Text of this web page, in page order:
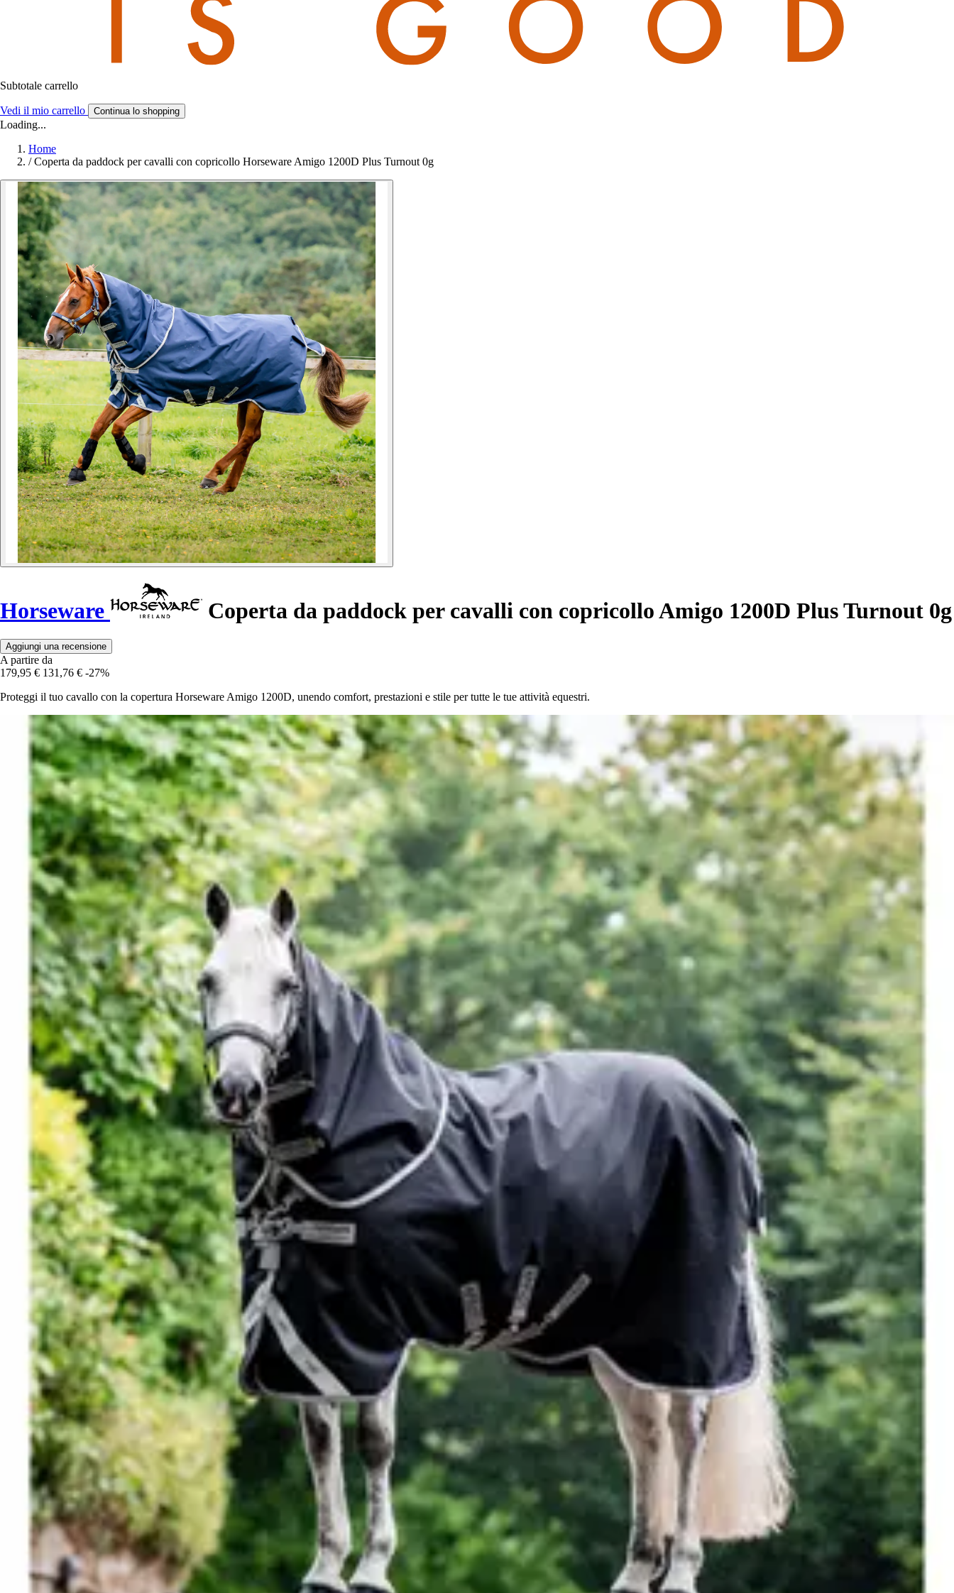
Subtotale carrello
Vedi il mio carrello Continua lo shopping
Loading...
Home
/ Coperta da paddock per cavalli con copricollo Horseware Amigo 1200D Plus Turnout 0g
Horseware Coperta da paddock per cavalli con copricollo Amigo 1200D Plus Turnout 0g
Aggiungi una recensione
A partire da
179,95 € 131,76 € -27%
Proteggi il tuo cavallo con la copertura Horseware Amigo 1200D, unendo comfort, prestazioni e stile per tutte le tue attività equestri.